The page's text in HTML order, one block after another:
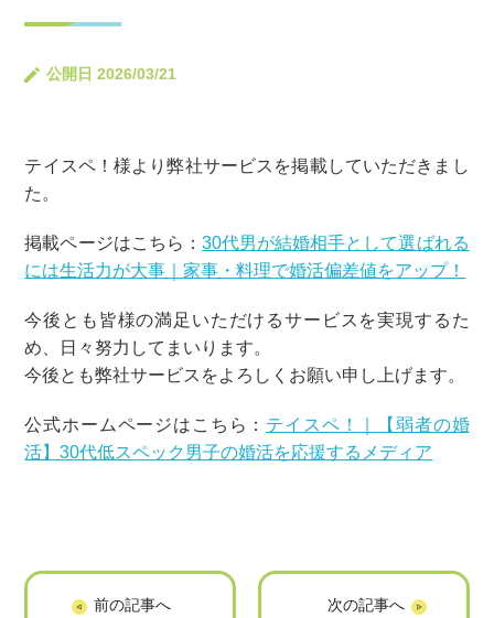
公開日 2026/03/21
テイスペ！様より弊社サービスを掲載していただきまし
た。
掲載ページはこちら： 30代男が結婚相手として選ばれる
には生活力が大事｜家事・料理で婚活偏差値をアップ！
今後とも皆様の満足いただけるサービスを実現するた
め、日々努力してまいります。
今後とも弊社サービスをよろしくお願い申し上げます。
公式ホームページはこちら： テイスペ！｜【弱者の婚
活】30代低スペック男子の婚活を応援するメディア
「韓国ドラマ部」
「葬儀コラム」に